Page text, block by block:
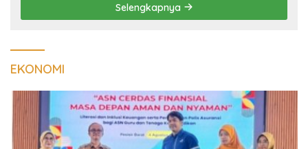
Selengkapnya
EKONOMI